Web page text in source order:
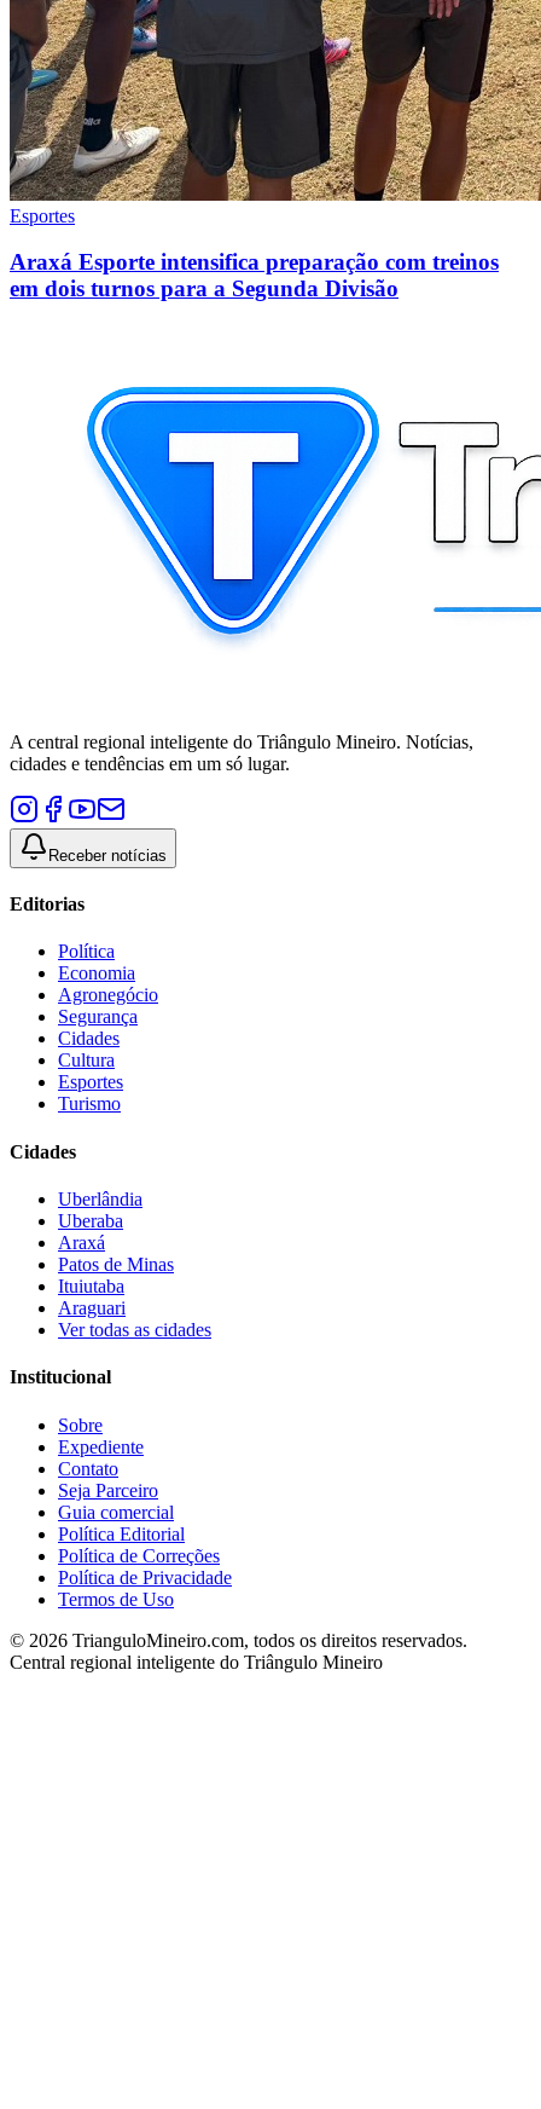
Esportes
Araxá Esporte intensifica preparação com treinos
em dois turnos para a Segunda Divisão
A central regional inteligente do Triângulo Mineiro. Notícias,
cidades e tendências em um só lugar.
Receber notícias
Editorias
Política
Economia
Agronegócio
Segurança
Cidades
Cultura
Esportes
Turismo
Cidades
Uberlândia
Uberaba
Araxá
Patos de Minas
Ituiutaba
Araguari
Ver todas as cidades
Institucional
Sobre
Expediente
Contato
Seja Parceiro
Guia comercial
Política Editorial
Política de Correções
Política de Privacidade
Termos de Uso
© 2026 TrianguloMineiro.com, todos os direitos reservados.
Central regional inteligente do Triângulo Mineiro